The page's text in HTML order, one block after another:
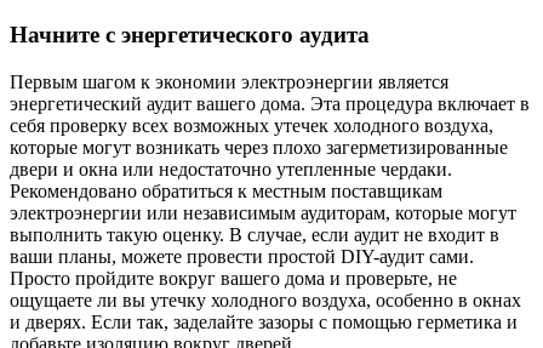
Начните с энергетического аудита
Первым шагом к экономии электроэнергии является
энергетический аудит вашего дома. Эта процедура включает в
себя проверку всех возможных утечек холодного воздуха,
которые могут возникать через плохо загерметизированные
двери и окна или недостаточно утепленные чердаки.
Рекомендовано обратиться к местным поставщикам
электроэнергии или независимым аудиторам, которые могут
выполнить такую оценку. В случае, если аудит не входит в
ваши планы, можете провести простой DIY-аудит сами.
Просто пройдите вокруг вашего дома и проверьте, не
ощущаете ли вы утечку холодного воздуха, особенно в окнах
и дверях. Если так, заделайте зазоры с помощью герметика и